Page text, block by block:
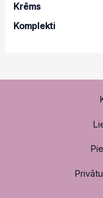
Krēms
Komplekti